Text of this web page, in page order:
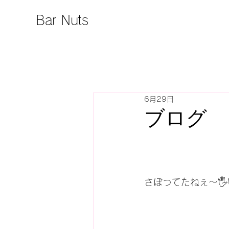
Bar Nuts
ブログ
6月29日
さぼってたねぇ〜